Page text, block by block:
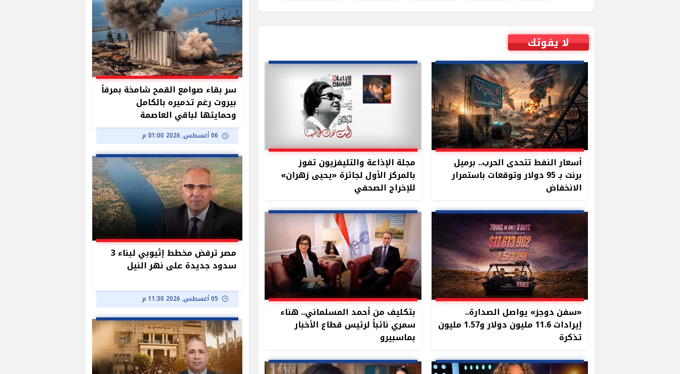
لا يفوتك
أسعار النفط تتحدى الحرب.. برميل
برنت بـ 95 دولار وتوقعات باستمرار
الانخفاض
مجلة الإذاعة والتليفزيون تفوز
بالمركز الأول لجائزة «يحيى زهران»
للإخراج الصحفي
«سفن دوجز» يواصل الصدارة..
إيرادات 11.6 مليون دولار و1.57 مليون
تذكرة
بتكليف من أحمد المسلماني.. هناء
سمري نائباً لرئيس قطاع الأخبار
بماسبيرو
سر بقاء صوامع القمح شامخة بمرفأ
بيروت رغم تدميره بالكامل
وحمايتها لباقي العاصمة
06 أغسطس, 2026 01:00 م
مصر ترفض مخطط إثيوبي لبناء 3
سدود جديدة على نهر النيل
05 أغسطس, 2026 11:30 م